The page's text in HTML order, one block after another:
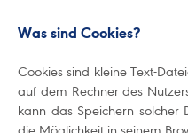
Was sind Cookies?
Cookies sind kleine Text-
auf dem Rechner des
kann das Speichern solcher